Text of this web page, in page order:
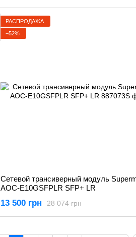
РАСПРОДАЖА
−52%
Сетевой трансиверный модуль
AOC-E10GSFPLR SFP+ LR
28 074 грн
13 500 грн